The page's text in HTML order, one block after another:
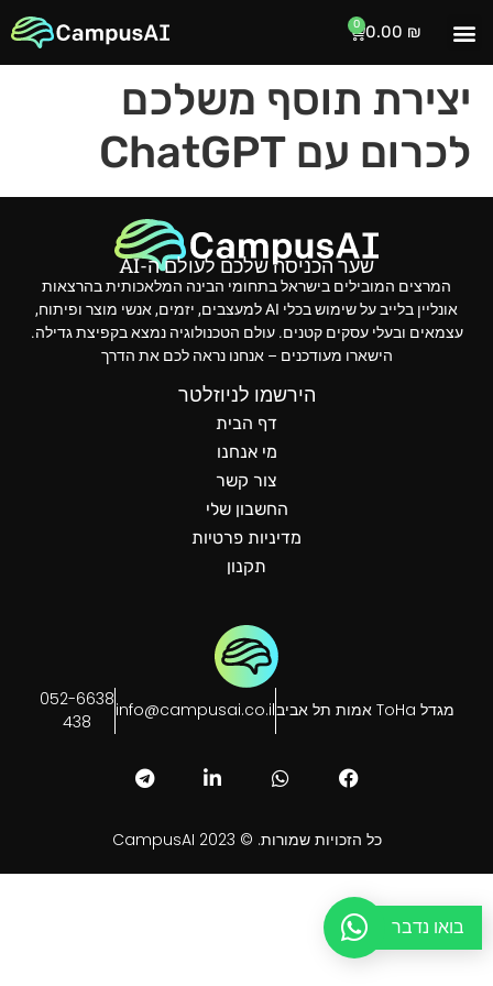
0.00 ₪
0
יצירת תוסף משלכם
לכרום עם ChatGPT
שער הכניסה שלכם לעולם ה-AI
המרצים המובילים בישראל בתחומי הבינה המלאכותית בהרצאות
אונליין בלייב על שימוש בכלי AI למעצבים, יזמים, אנשי מוצר ופיתוח,
עצמאים ובעלי עסקים קטנים. עולם הטכנולוגיה נמצא בקפיצת גדילה.
הישארו מעודכנים – אנחנו נראה לכם את הדרך
הירשמו לניוזלטר
דף הבית
מי אנחנו
צור קשר
החשבון שלי
מדיניות פרטיות
תקנון
כל הזכויות שמורות. © CampusAI 2023
מגדל ToHa אמות תל אביב info@campusai.co.il
052-6638
438
בואו נדבר